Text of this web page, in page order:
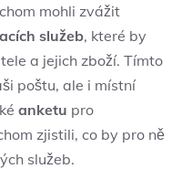
mohli zvážit
služeb, které by
a jejich zboží. Tímto
poštu, ale i místní
anketu pro
zjistili, co by pro ně
služeb.